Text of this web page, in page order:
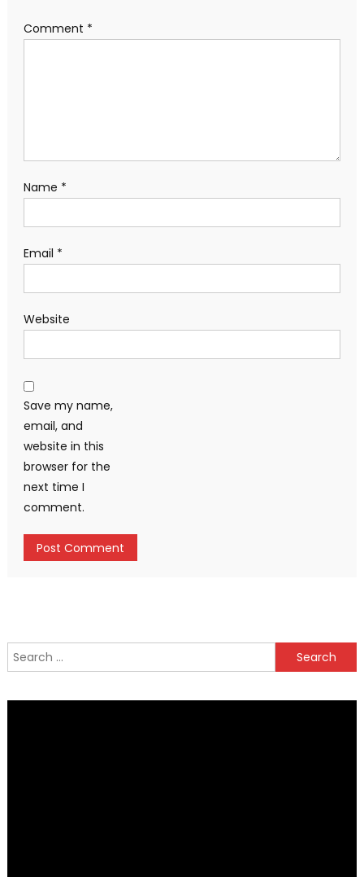
Comment *
Name *
Email *
Website
Save my name,
email, and
website in this
browser for the
next time I
comment.
Search
for: